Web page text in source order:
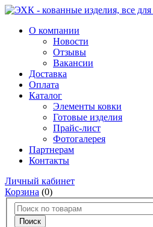
О компании
Новости
Отзывы
Вакансии
Доставка
Оплата
Каталог
Элементы ковки
Готовые изделия
Прайс-лист
Фотогалерея
Партнерам
Контакты
Личный кабинет
Корзина (0)